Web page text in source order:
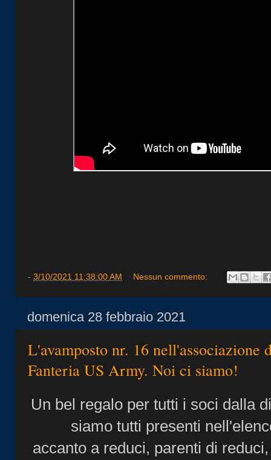
- 3/10/2021 11:38:00 AM Nessun commento:
domenica 28 febbraio 2021
L'avamposto nr. 16 nell'associazione
Fanteria US Army. Noi ci siamo!
Un bel regalo per tutti i soci dalla
siamo tutti presenti
accanto a reduci, parenti di